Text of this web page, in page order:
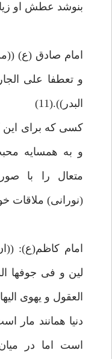
بنوشد عطش او
امام صادق (ع)
و تعطفا على
البدر)).(11)
كسى كه براى اين
و به همسايه
متعال را با
(نورانى) ملاقات
امام كاظم(ع):
لين و فى جوفها
العقول و يهوى اليها
دنيا همانند مار
است اما در